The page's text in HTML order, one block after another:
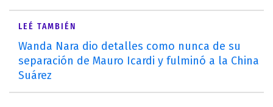
LEÉ TAMBIÉN
Wanda Nara dio detalles como nunca de su
separación de Mauro Icardi y fulminó a la China
Suárez